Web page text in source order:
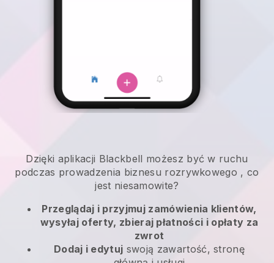
Dzięki aplikacji Blackbell możesz być w ruchu
podczas prowadzenia biznesu rozrywkowego , co
jest niesamowite?
Przeglądaj i przyjmuj zamówienia klientów,
wysyłaj oferty, zbieraj płatności i opłaty za
zwrot
Dodaj i edytuj swoją zawartość, stronę